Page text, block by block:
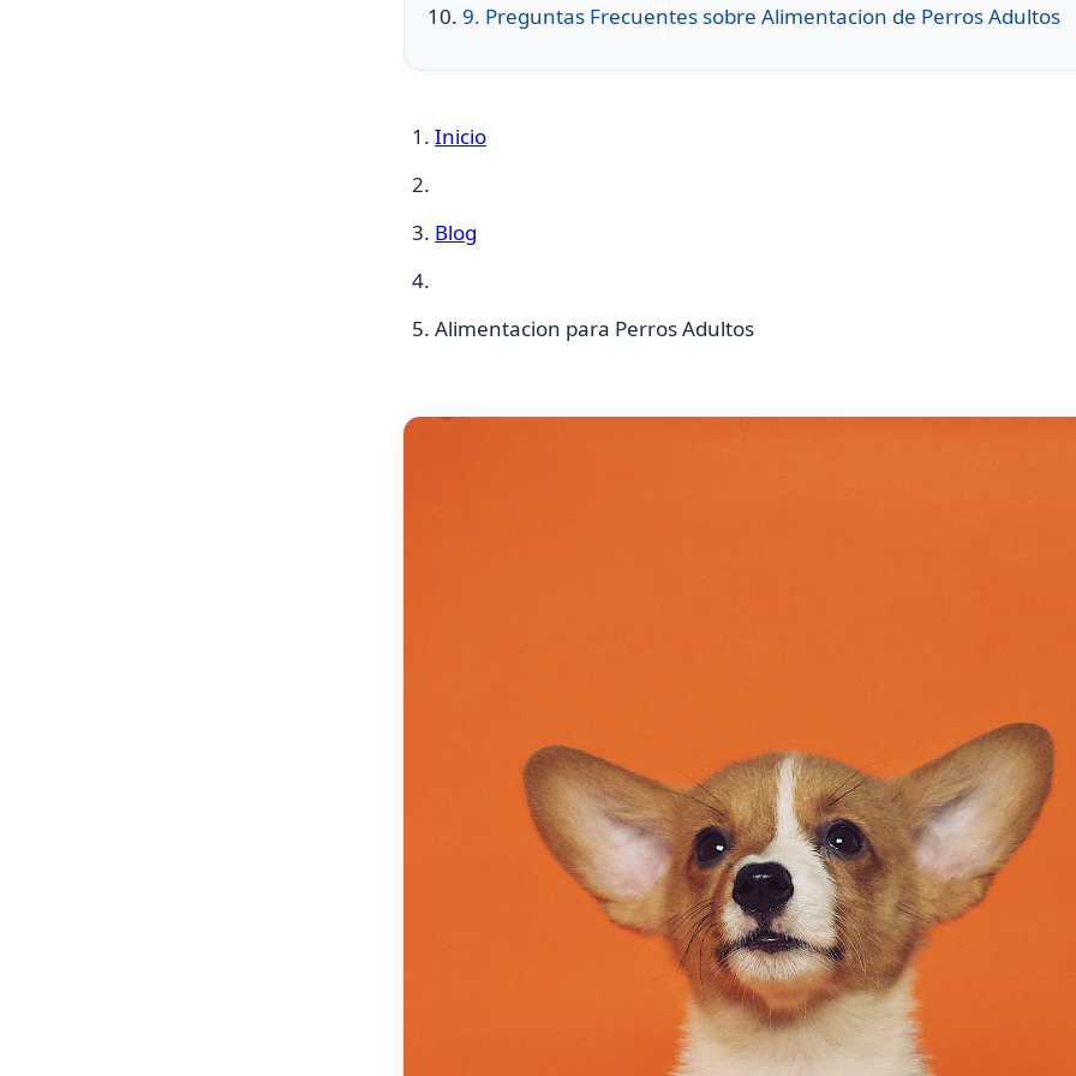
9. Preguntas Frecuentes sobre Alimentacion de Perros Adultos
Inicio
Blog
Alimentacion para Perros Adultos